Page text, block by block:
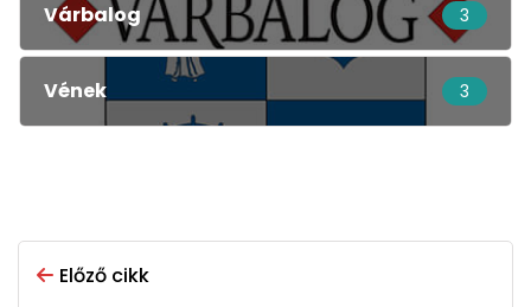
Várbalog 3
Vének 3
Előző cikk